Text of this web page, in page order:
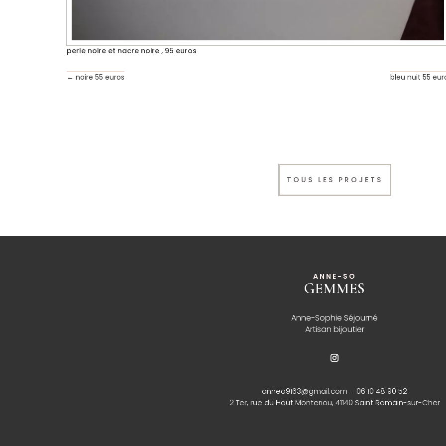
perle noire et nacre noire , 95 euros
←noire 55 euros bleu nuit 55
TOUS LES PROJETS
ANNE-SO
GEMMES
Anne-Sophie Séjourné
Artisan bijoutier
annea9163@gmail.com – 06 10 48 90 52
2 Ter, rue du Haut Monteriou, 41140 Saint Romain-sur-Cher